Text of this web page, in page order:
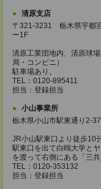
清原支店
〒321-3231 栃木県宇都
ー1F
清原工業団地内、清原球
局・コンビニ）
駐車場あり。
TEL：0120-895411
担当：登録担当
小山事業所
栃木県小山市駅東通り2-
JR小山駅東口より徒歩10分
駅東口を出て白鴎大学と
を渡って右側にある「三
TEL：0120-353132
担当：登録担当